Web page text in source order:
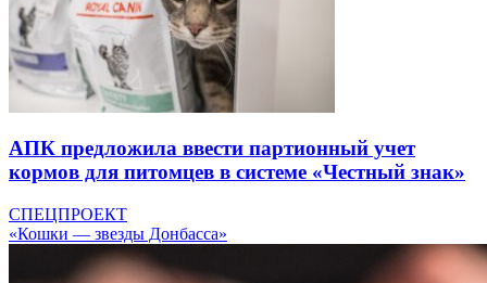
АПК предложила ввести партионный учет
кормов для питомцев в системе «Честный знак»
СПЕЦПРОЕКТ
«Кошки — звезды Донбасса»